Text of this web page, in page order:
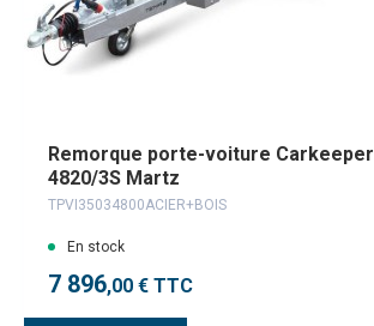
Remorque porte-voiture Carkeeper
4820/3S Martz
TPVI35034800ACIER+BOIS
En stock
7 896,00 € TTC